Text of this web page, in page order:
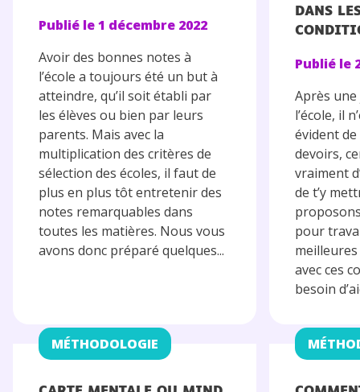
Publié le1 décembre 2022
Avoir des bonnes notes à
l’école a toujours été un but à
atteindre, qu’il soit établi par
les élèves ou bien par leurs
parents. Mais avec la
multiplication des critères de
sélection des écoles, il faut de
plus en plus tôt entretenir des
notes remarquables dans
toutes les matières. Nous vous
avons donc préparé quelques...
DANS
Publié le
Après
l’école, il
évident
devoirs,
vraiment
de t’y
pour
avec ces
besoin
MÉTHODOLOGIE